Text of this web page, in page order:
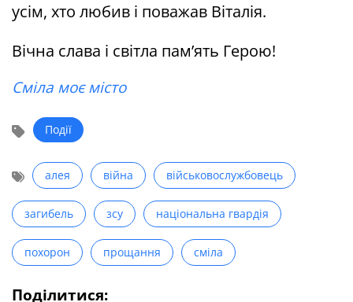
усім, хто любив і поважав Віталія.
Вічна слава і світла пам’ять Герою!
Сміла моє місто
Події
алея війна військовослужбовець
загибель зсу національна гвардія
похорон прощання сміла
Поділитися: